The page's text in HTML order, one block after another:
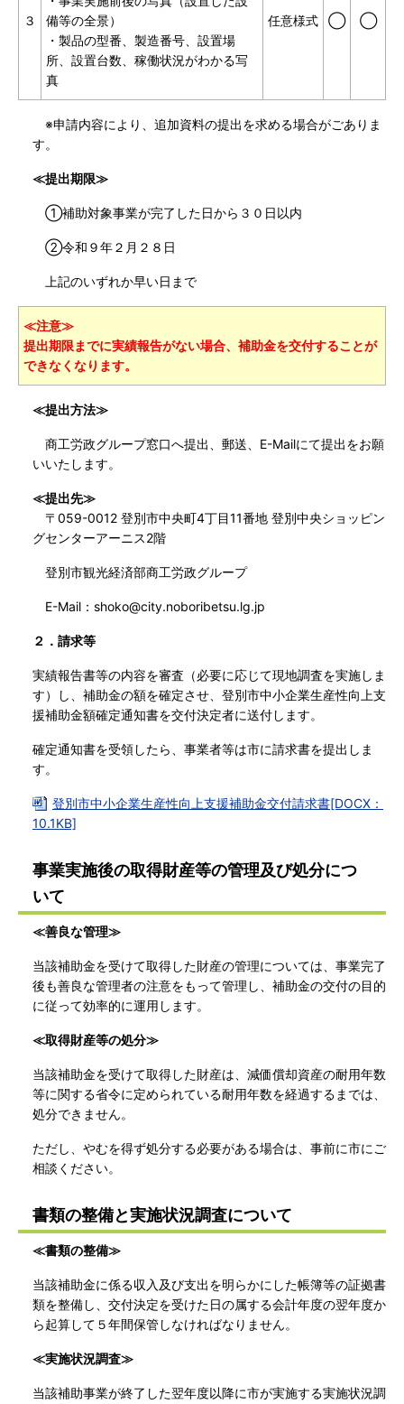
３
備等の全景）
・製品の型番、製造番号、設置場
所、設置台数、稼働状況がわかる写
真
任意様式 ◯ ◯
※申請内容により、追加資料の提出を求める場合がごありま
す。
≪提出期限≫
①補助対象事業が完了した日から３０日以内
②令和９年２月２８日
上記のいずれか早い日まで
≪注意≫
提出期限までに実績報告がない場合、補助金を交付することが
できなくなります。
≪提出方法≫
商工労政グループ窓口へ提出、郵送、E-Mailにて提出をお願
いいたします。
≪提出先≫
〒059-0012 登別市中央町4丁目11番地 登別中央ショッピン
グセンターアーニス2階
登別市観光経済部商工労政グループ
E-Mail：shoko@city.noboribetsu.lg.jp
２．請求等
実績報告書等の内容を審査（必要に応じて現地調査を実施しま
す）し、補助金の額を確定させ、登別市中小企業生産性向上支
援補助金額確定通知書を交付決定者に送付します。
確定通知書を受領したら、事業者等は市に請求書を提出しま
す。
登別市中小企業生産性向上支援補助金交付請求書[DOCX：
10.1KB]
事業実施後の取得財産等の管理及び処分につ
いて
≪善良な管理≫
当該補助金を受けて取得した財産の管理については、事業完了
後も善良な管理者の注意をもって管理し、補助金の交付の目的
に従って効率的に運用します。
≪取得財産等の処分≫
当該補助金を受けて取得した財産は、減価償却資産の耐用年数
等に関する省令に定められている耐用年数を経過するまでは、
処分できません。
ただし、やむを得ず処分する必要がある場合は、事前に市にご
相談ください。
書類の整備と実施状況調査について
≪書類の整備≫
当該補助金に係る収入及び支出を明らかにした帳簿等の証拠書
類を整備し、交付決定を受けた日の属する会計年度の翌年度か
ら起算して５年間保管しなければなりません。
≪実施状況調査≫
当該補助事業が終了した翌年度以降に市が実施する実施状況調